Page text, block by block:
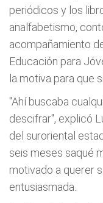
periódicos y los
analfabetismo,
acompañamiento
Educación para
la motiva para que
"Ahí buscaba
descifrar", explicó
del suroriental
seis meses saqué
motivado a querer
entusiasmada.